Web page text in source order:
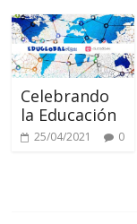
Celebrando
la Educación
25/04/2021 0